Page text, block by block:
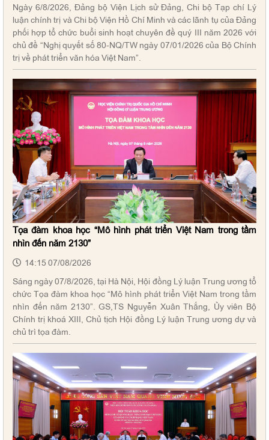
Ngày 6/8/2026, Đảng bộ Viện Lịch sử Đảng, Chi bộ Tạp chí Lý
luận chính trị và Chi bộ Viện Hồ Chí Minh và các lãnh tụ của Đảng
phối hợp tổ chức buổi sinh hoạt chuyên đề quý III năm 2026 với
chủ đề “Nghị quyết số 80-NQ/TW ngày 07/01/2026 của Bộ Chính
trị về phát triển văn hóa Việt Nam”.
Tọa đàm khoa học “Mô hình phát triển Việt Nam trong tầm
nhìn đến năm 2130”
14:15 07/08/2026
Sáng ngày 07/8/2026, tại Hà Nội, Hội đồng Lý luận Trung ương tổ
chức Tọa đàm khoa học “Mô hình phát triển Việt Nam trong tầm
nhìn đến năm 2130”. GS,TS Nguyễn Xuân Thắng, Ủy viên Bộ
Chính trị khoá XIII, Chủ tịch Hội đồng Lý luận Trung ương dự và
chủ trì tọa đàm.